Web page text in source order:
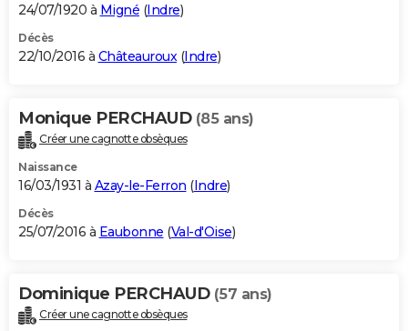
24/07/1920 à Migné (Indre)
Décès
22/10/2016 à Châteauroux(Indre)
Monique PERCHAUD (85 ans)
Créer une cagnotte obsèques
Naissance
16/03/1931 à Azay-le-Ferron (Indre)
Décès
25/07/2016 à Eaubonne (Val-d'Oise)
Dominique PERCHAUD (57 ans)
Créer une cagnotte obsèques